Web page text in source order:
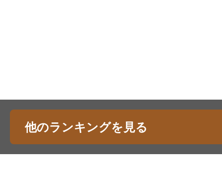
他のランキングを見る